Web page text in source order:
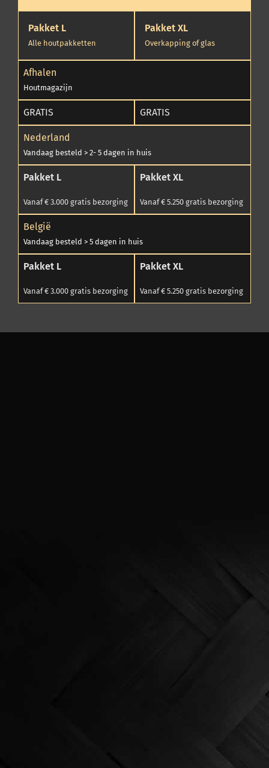
Pakket L
Alle houtpakketten
Pakket XL
Overkapping of glas
Afhalen
Houtmagazijn
GRATIS GRATIS
Nederland
Vandaag besteld > 2- 5 dagen in huis
Pakket L
Vanaf € 3.000 gratis bezorging
Pakket XL
Vanaf € 5.250 gratis bezorging
België
Vandaag besteld > 5 dagen in huis
Pakket L
Vanaf € 3.000 gratis bezorging
Pakket XL
Vanaf € 5.250 gratis bezorging